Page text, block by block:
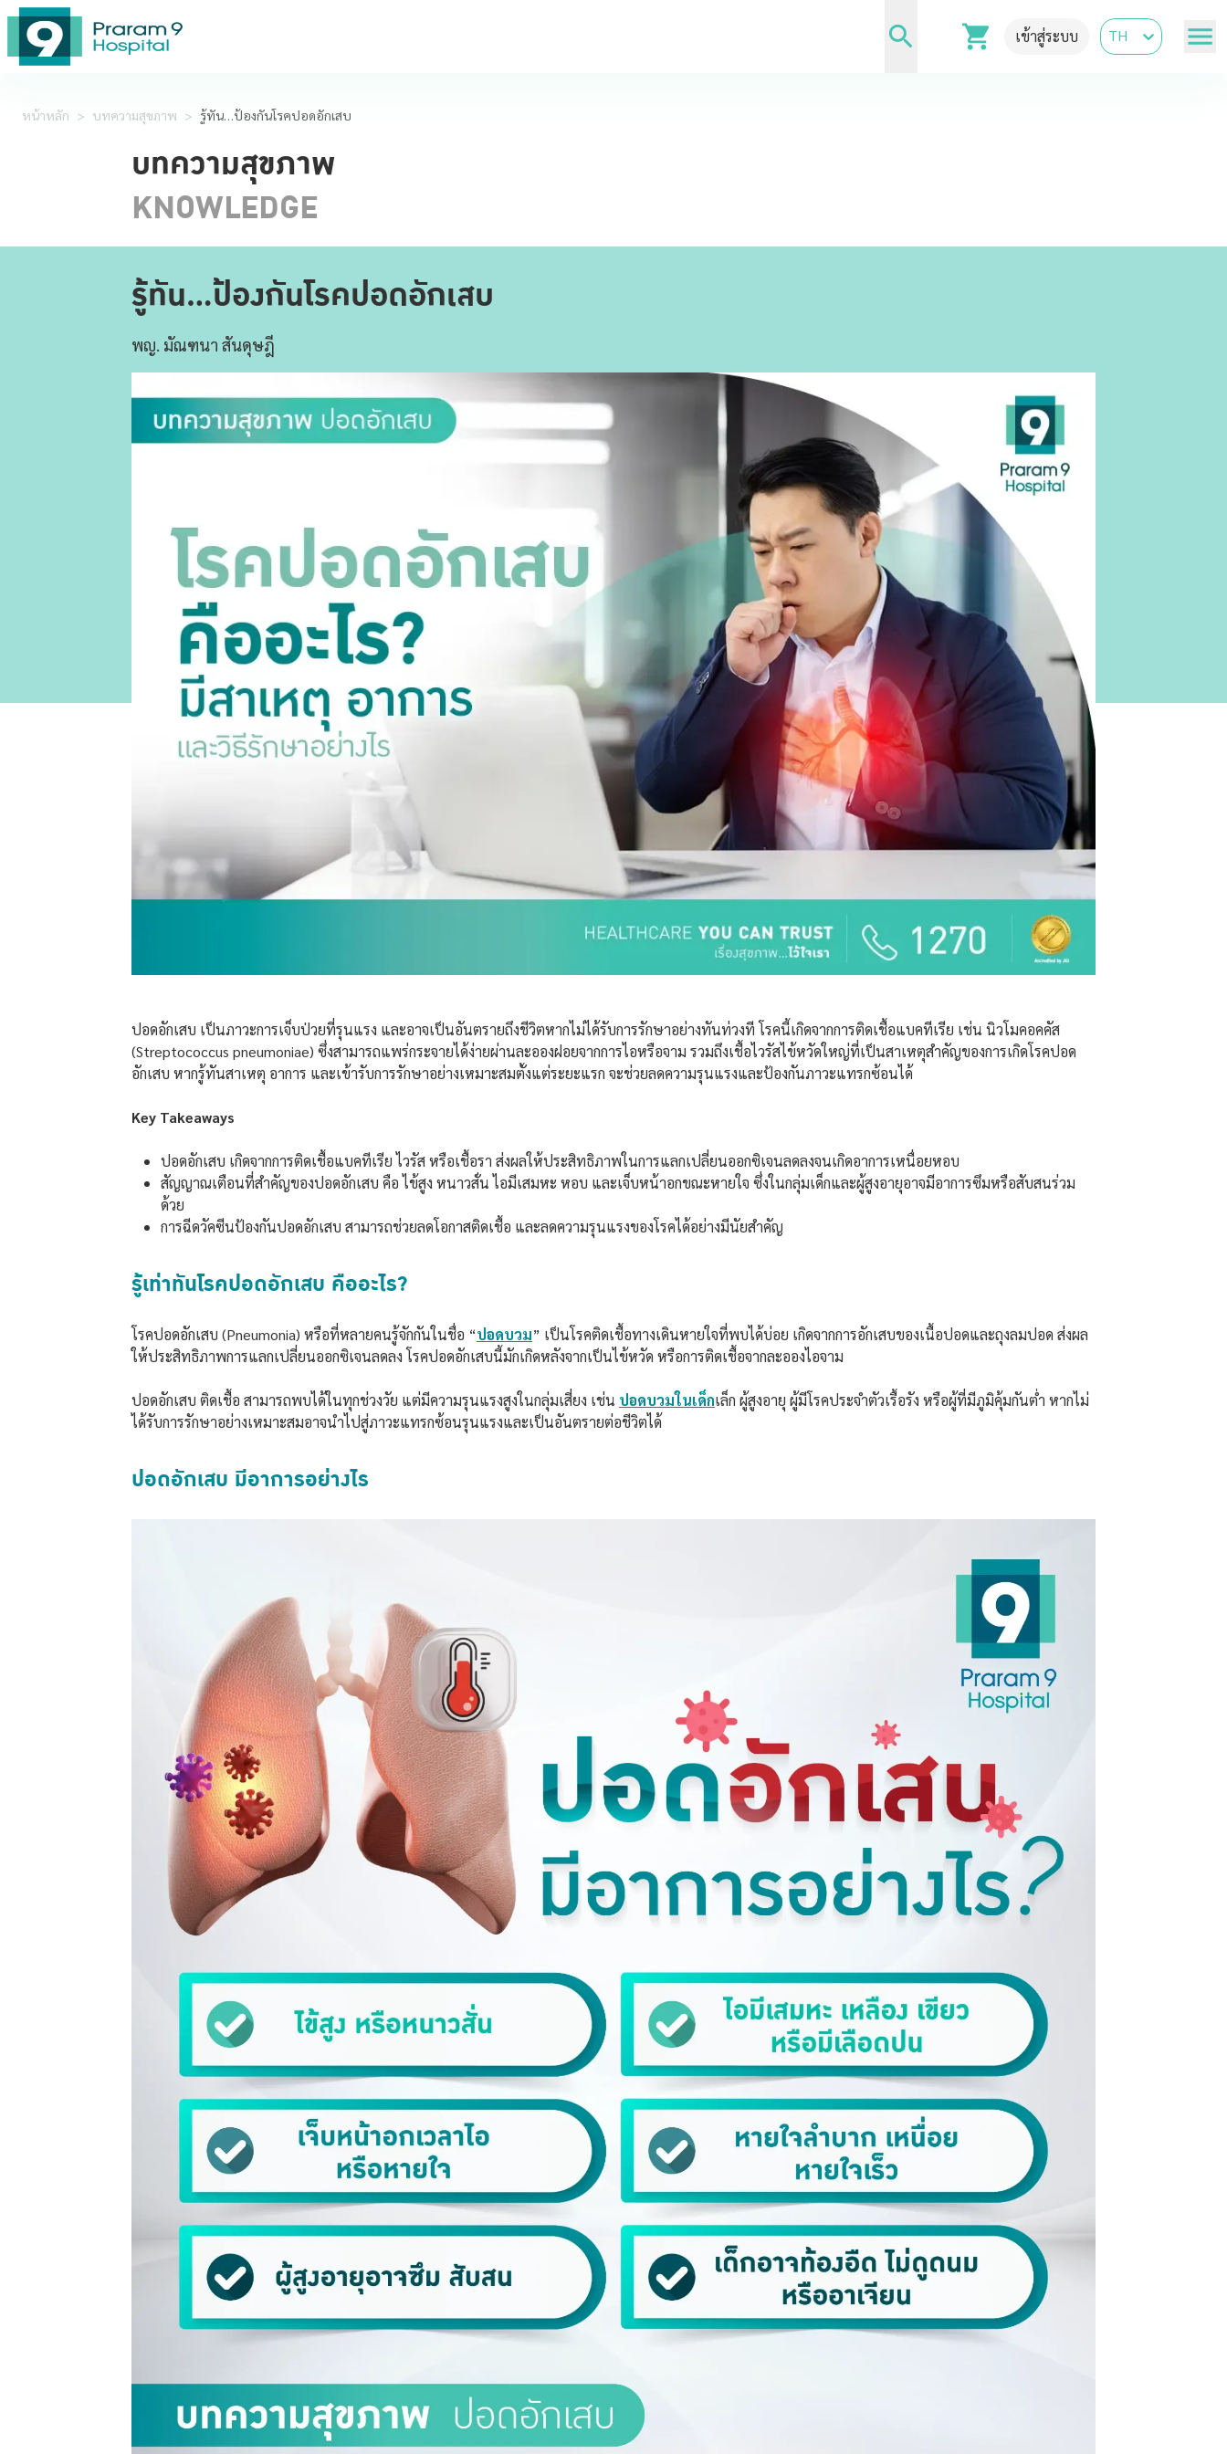
เข้าสู่ระบบ TH
หน้าหลัก > บทความสุขภาพ > รู้ทัน…ป้องกันโรคปอดอักเสบ
บทความสุขภาพ
KNOWLEDGE
รู้ทัน…ป้องกันโรคปอดอักเสบ
พญ. มัณฑนา สันดุษฎี
ปอดอักเสบ เป็นภาวะการเจ็บป่วยที่รุนแรง และอาจเป็นอันตรายถึงชีวิตหากไม่ได้รับการรักษาอย่างทันท่วงที โรคนี้เกิดจากการติดเชื้อแบคทีเรีย เช่น นิวโมคอคคัส
(Streptococcus pneumoniae) ซึ่งสามารถแพร่กระจายได้ง่ายผ่านละอองฝอยจากการไอหรือจาม รวมถึงเชื้อไวรัสไข้หวัดใหญ่ที่เป็นสาเหตุสำคัญของการเกิดโรคปอด
อักเสบ หากรู้ทันสาเหตุ อาการ และเข้ารับการรักษาอย่างเหมาะสมตั้งแต่ระยะแรก จะช่วยลดความรุนแรงและป้องกันภาวะแทรกซ้อนได้
Key Takeaways
ปอดอักเสบ เกิดจากการติดเชื้อแบคทีเรีย ไวรัส หรือเชื้อรา ส่งผลให้ประสิทธิภาพในการแลกเปลี่ยนออกซิเจนลดลงจนเกิดอาการเหนื่อยหอบ
สัญญาณเตือนที่สำคัญของปอดอักเสบ คือ ไข้สูง หนาวสั่น ไอมีเสมหะ หอบ และเจ็บหน้าอกขณะหายใจ ซึ่งในกลุ่มเด็กและผู้สูงอายุอาจมีอาการซึมหรือสับสนร่วม
ด้วย
การฉีดวัคซีนป้องกันปอดอักเสบ สามารถช่วยลดโอกาสติดเชื้อ และลดความรุนแรงของโรคได้อย่างมีนัยสำคัญ
รู้เท่าทันโรคปอดอักเสบ คืออะไร?
โรคปอดอักเสบ (Pneumonia) หรือที่หลายคนรู้จักกันในชื่อ “ปอดบวม” เป็นโรคติดเชื้อทางเดินหายใจที่พบได้บ่อย เกิดจากการอักเสบของเนื้อปอดและถุงลมปอด ส่งผล
ให้ประสิทธิภาพการแลกเปลี่ยนออกซิเจนลดลง โรคปอดอักเสบนี้มักเกิดหลังจากเป็นไข้หวัด หรือการติดเชื้อจากละอองไอจาม
ปอดอักเสบ ติดเชื้อ สามารถพบได้ในทุกช่วงวัย แต่มีความรุนแรงสูงในกลุ่มเสี่ยง เช่น ปอดบวมในเด็กเล็ก ผู้สูงอายุ ผู้มีโรคประจำตัวเรื้อรัง หรือผู้ที่มีภูมิคุ้มกันต่ำ หากไม่
ได้รับการรักษาอย่างเหมาะสมอาจนำไปสู่ภาวะแทรกซ้อนรุนแรงและเป็นอันตรายต่อชีวิตได้
ปอดอักเสบ มีอาการอย่างไร